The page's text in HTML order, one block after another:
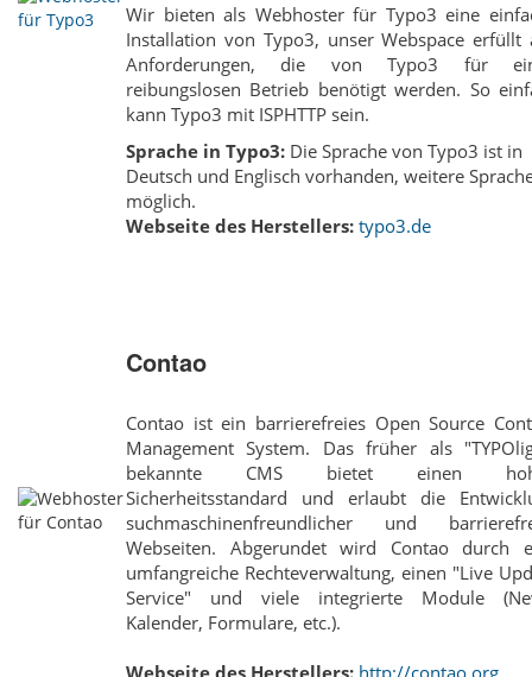
Wir bieten als Webhoster für Typo3 eine
Installation von Typo3, unser Webspace erfüllt
Anforderungen, die von Typo3 für
reibungslosen Betrieb benötigt werden. So
kann Typo3 mit ISPHTTP sein.
Sprache in Typo3: Die Sprache von Typo3 ist in
Deutsch und Englisch vorhanden, weitere
möglich.
Webseite des Herstellers: typo3.de
Contao
Contao ist ein barrierefreies Open Source
Management System. Das früher als
bekannte CMS bietet einen
Sicherheitsstandard und erlaubt die
suchmaschinenfreundlicher und
Webseiten. Abgerundet wird Contao durch
umfangreiche Rechteverwaltung, einen "Live
Service" und viele integrierte Module
Kalender, Formulare, etc.).
Webseite des Herstellers: http://contao.org